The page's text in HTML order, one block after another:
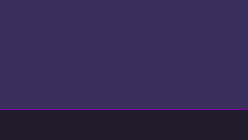
этого он расширил